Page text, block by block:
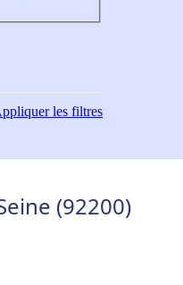
les filtres
(92200)